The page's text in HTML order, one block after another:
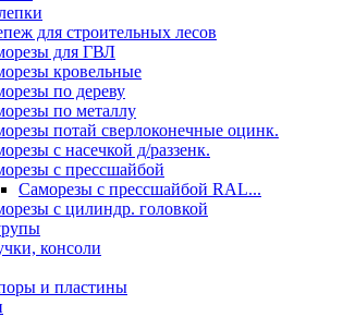
для строительных лесов
для ГВЛ
кровельные
по дереву
по металлу
потай сверлоконечные оцинк.
с насечкой д/раззенк.
с прессшайбой
Саморезы с прессшайбой RAL...
с цилиндр. головкой
консоли
и пластины